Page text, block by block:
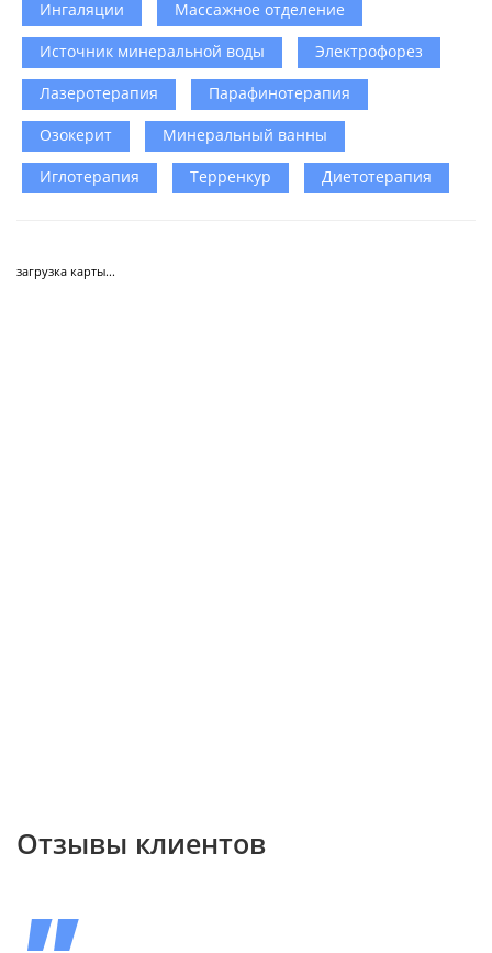
Ингаляции
Массажное отделение
Источник минеральной воды
Электрофорез
Лазеротерапия
Парафинотерапия
Озокерит
Минеральный ванны
Иглотерапия
Терренкур Диетотерапия
загрузка карты...
Отзывы клиентов